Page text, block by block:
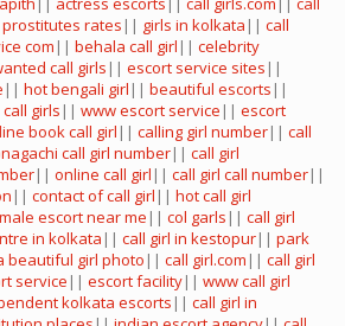
rates || girls in kolkata || call
com || behala call girl || celebrity
call girls || escort service sites ||
|| hot bengali girl || beautiful escorts ||
girls || www escort service || escort
book call girl || calling girl number|| call
call girl number|| call girl
|| online call girl || call girl call number||
|| contact of call girl || hot call girl
escort near me || col garls || call girl
in kolkata || call girl in kestopur|| park
beautiful girl photo || call girl.com || call girl
service || escort facility|| www call girl
kolkata escorts || call girl in